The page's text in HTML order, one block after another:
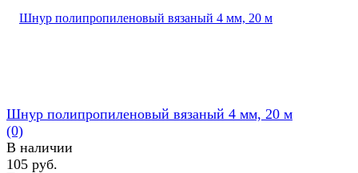
Шнур полипропиленовый вязаный 4 мм, 20 м
(0)
В наличии
105 руб.